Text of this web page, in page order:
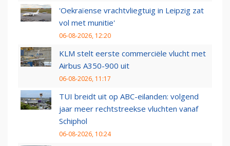
'Oekraïense vrachtvliegtuig in Leipzig zat
vol met munitie'
06-08-2026, 12:20
KLM stelt eerste commerciële vlucht met
Airbus A350-900 uit
06-08-2026, 11:17
TUI breidt uit op ABC-eilanden: volgend
jaar meer rechtstreekse vluchten vanaf
Schiphol
06-08-2026, 10:24